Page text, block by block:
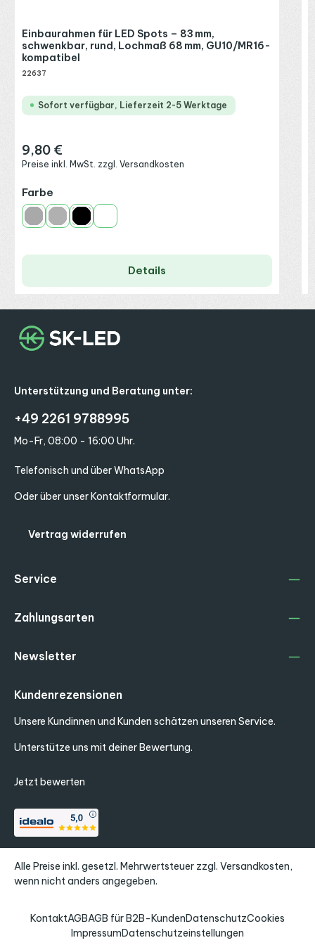
Einbaurahmen für LED Spots – 83 mm,
schwenkbar, rund, Lochmaß 68 mm, GU10/MR16-
kompatibel
22637
Sofort verfügbar, Lieferzeit 2-5 Werktage
Regulärer Preis:
9,80 €
Preise inkl. MwSt. zzgl. Versandkosten
Farbe
Alu Alu-gebürstet
SchwarzWeiß
Details
Unterstützung und Beratung unter:
+49 2261 9788995
Mo-Fr, 08:00 - 16:00 Uhr.
Telefonisch und über WhatsApp
Oder über unserKontaktformular.
Vertrag widerrufen
Service
Zahlungsarten
Kundenrezensionen
Unsere Kundinnen und Kunden schätzen unseren Service.
Unterstütze uns mit deiner Bewertung.
Jetzt bewerten
Newsletter
Alle Preise inkl. gesetzl. Mehrwertsteuer zzgl. Versandkosten,
wenn nicht anders angegeben.
KontaktAGBAGB für B2B-KundenDatenschutzCookies
ImpressumDatenschutzeinstellungen